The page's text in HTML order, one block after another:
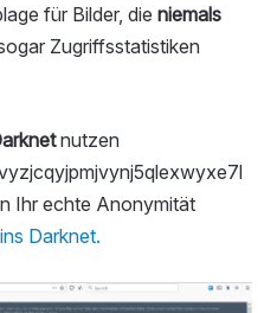
für Bilder, die niemals
Zugriffsstatistiken
nutzen
Ihr echte Anonymität
Darknet.